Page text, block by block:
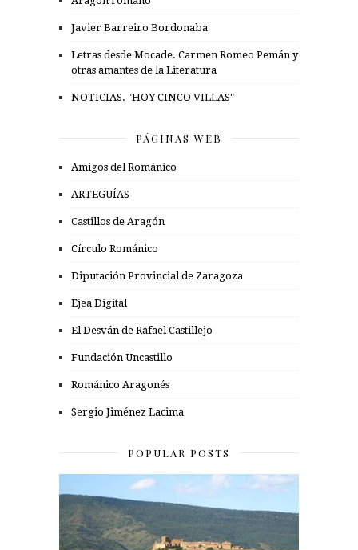
Javier Barreiro Bordonaba
Letras desde Mocade. Carmen Romeo Pemán y
otras amantes de la Literatura
NOTICIAS. "HOY CINCO VILLAS"
PÁGINAS WEB
Amigos del Románico
ARTEGUÍAS
Castillos de Aragón
Círculo Románico
Diputación Provincial de Zaragoza
Ejea Digital
El Desván de Rafael Castillejo
Fundación Uncastillo
Románico Aragonés
Sergio Jiménez Lacima
POPULAR POSTS